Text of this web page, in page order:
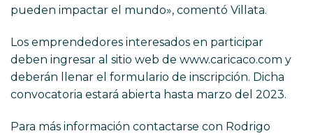
pueden impactar el mundo», comentó Villata.
Los emprendedores interesados en participar
deben ingresar al sitio web de www.caricaco.com y
deberán llenar el formulario de inscripción. Dicha
convocatoria estará abierta hasta marzo del 2023.
Para más información contactarse con Rodrigo